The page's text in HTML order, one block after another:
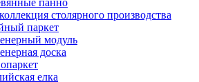
панно
столярного производства
паркет
модуль
доска
елка